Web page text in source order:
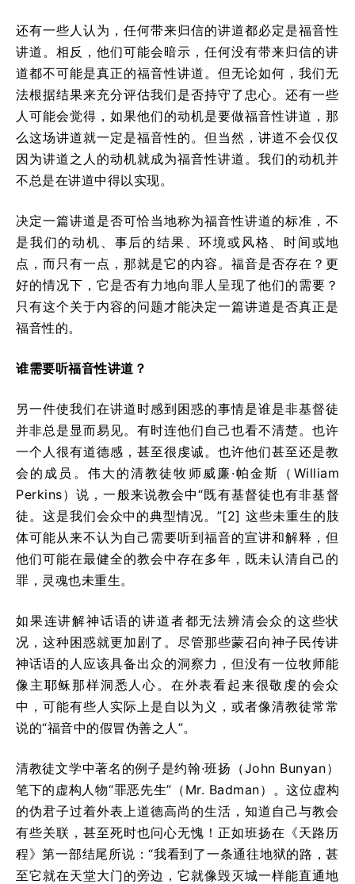
还有一些人认为，任何带来归信的讲道都必定是福音性
讲道。相反，他们可能会暗示，任何没有带来归信的讲
道都不可能是真正的福音性讲道。但无论如何，我们无
法根据结果来充分评估我们是否持守了忠心。还有一些
人可能会觉得，如果他们的动机是要做福音性讲道，那
么这场讲道就一定是福音性的。但当然，讲道不会仅仅
因为讲道之人的动机就成为福音性讲道。我们的动机并
不总是在讲道中得以实现。
决定一篇讲道是否可恰当地称为福音性讲道的标准，不
是我们的动机、事后的结果、环境或风格、时间或地
点，而只有一点，那就是它的内容。福音是否存在？更
好的情况下，它是否有力地向罪人呈现了他们的需要？
只有这个关于内容的问题才能决定一篇讲道是否真正是
福音性的。
谁需要听福音性讲道？
另一件使我们在讲道时感到困惑的事情是谁是非基督徒
并非总是显而易见。有时连他们自己也看不清楚。也许
一个人很有道德感，甚至很虔诚。也许他们甚至还是教
会的成员。伟大的清教徒牧师威廉·帕金斯（William
Perkins）说，一般来说教会中“既有基督徒也有非基督
徒。这是我们会众中的典型情况。”[2] 这些未重生的肢
体可能从来不认为自己需要听到福音的宣讲和解释，但
他们可能在最健全的教会中存在多年，既未认清自己的
罪，灵魂也未重生。
如果连讲解神话语的讲道者都无法辨清会众的这些状
况，这种困惑就更加剧了。尽管那些蒙召向神子民传讲
神话语的人应该具备出众的洞察力，但没有一位牧师能
像主耶稣那样洞悉人心。在外表看起来很敬虔的会众
中，可能有些人实际上是自以为义，或者像清教徒常常
说的“福音中的假冒伪善之人”。
清教徒文学中著名的例子是约翰·班扬（John Bunyan）
笔下的虚构人物“罪恶先生”（Mr. Badman）。这位虚构
的伪君子过着外表上道德高尚的生活，知道自己与教会
有些关联，甚至死时也问心无愧！正如班扬在《天路历
程》第一部结尾所说：“我看到了一条通往地狱的路，甚
至它就在天堂大门的旁边，它就像毁灭城一样能直通地